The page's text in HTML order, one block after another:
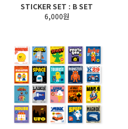
STICKER SET : B SET
6,000원